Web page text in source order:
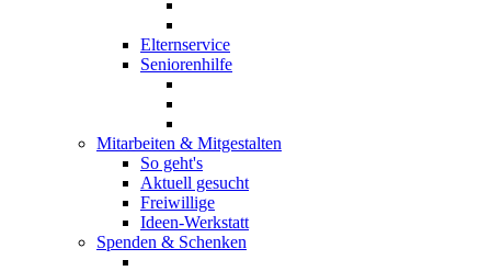
Elternservice
Seniorenhilfe
Mitarbeiten & Mitgestalten
So geht's
Aktuell gesucht
Freiwillige
Ideen-Werkstatt
Spenden & Schenken